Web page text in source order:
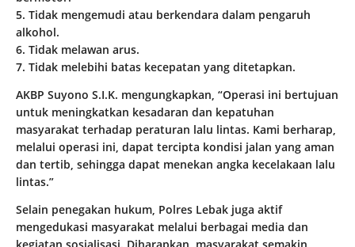
5. Tidak mengemudi atau berkendara dalam pengaruh
alkohol.
6. Tidak melawan arus.
7. Tidak melebihi batas kecepatan yang ditetapkan.
AKBP Suyono S.I.K. mengungkapkan, “Operasi ini bertujuan
untuk meningkatkan kesadaran dan kepatuhan
masyarakat terhadap peraturan lalu lintas. Kami berharap,
melalui operasi ini, dapat tercipta kondisi jalan yang aman
dan tertib, sehingga dapat menekan angka kecelakaan lalu
lintas.”
Selain penegakan hukum, Polres Lebak juga aktif
mengedukasi masyarakat melalui berbagai media dan